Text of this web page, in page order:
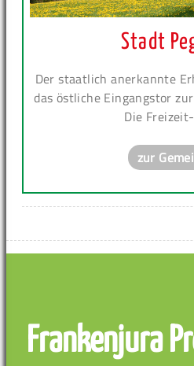
Stadt
Der staatlich anerkannte
das östliche Eingangstor
Die
zur
Frankenjura